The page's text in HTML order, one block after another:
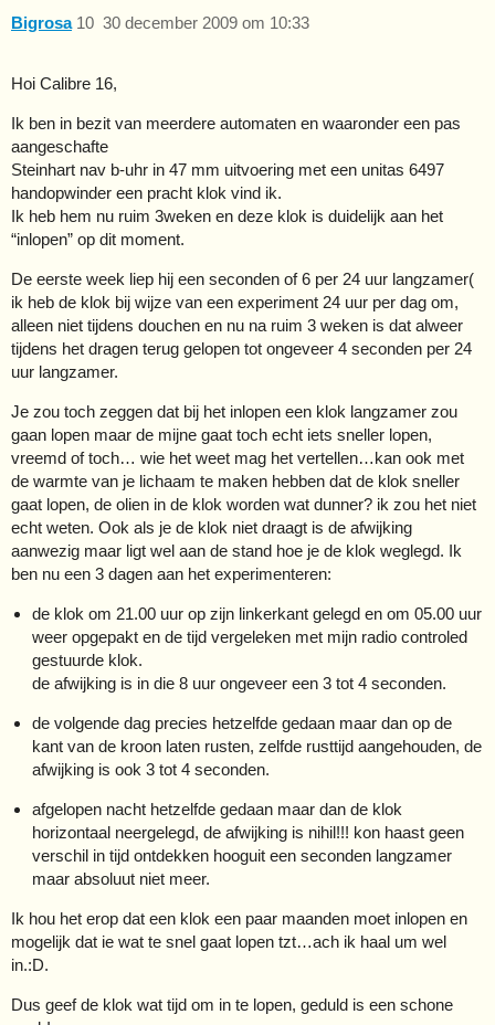
Bigrosa 30 december 2009 om 10:33
10
Hoi Calibre 16,
Ik ben in bezit van meerdere automaten en waaronder een pas
aangeschafte
Steinhart nav b-uhr in 47 mm uitvoering met een unitas 6497
handopwinder een pracht klok vind ik.
Ik heb hem nu ruim 3weken en deze klok is duidelijk aan het
“inlopen” op dit moment.
De eerste week liep hij een seconden of 6 per 24 uur langzamer(
ik heb de klok bij wijze van een experiment 24 uur per dag om,
alleen niet tijdens douchen en nu na ruim 3 weken is dat alweer
tijdens het dragen terug gelopen tot ongeveer 4 seconden per 24
uur langzamer.
Je zou toch zeggen dat bij het inlopen een klok langzamer zou
gaan lopen maar de mijne gaat toch echt iets sneller lopen,
vreemd of toch… wie het weet mag het vertellen…kan ook met
de warmte van je lichaam te maken hebben dat de klok sneller
gaat lopen, de olien in de klok worden wat dunner? ik zou het niet
echt weten. Ook als je de klok niet draagt is de afwijking
aanwezig maar ligt wel aan de stand hoe je de klok weglegd. Ik
ben nu een 3 dagen aan het experimenteren:
de klok om 21.00 uur op zijn linkerkant gelegd en om 05.00 uur
weer opgepakt en de tijd vergeleken met mijn radio controled
gestuurde klok.
de afwijking is in die 8 uur ongeveer een 3 tot 4 seconden.
de volgende dag precies hetzelfde gedaan maar dan op de
kant van de kroon laten rusten, zelfde rusttijd aangehouden, de
afwijking is ook 3 tot 4 seconden.
afgelopen nacht hetzelfde gedaan maar dan de klok
horizontaal neergelegd, de afwijking is nihil!!! kon haast geen
verschil in tijd ontdekken hooguit een seconden langzamer
maar absoluut niet meer.
Ik hou het erop dat een klok een paar maanden moet inlopen en
mogelijk dat ie wat te snel gaat lopen tzt…ach ik haal um wel
in.:D.
Dus geef de klok wat tijd om in te lopen, geduld is een schone